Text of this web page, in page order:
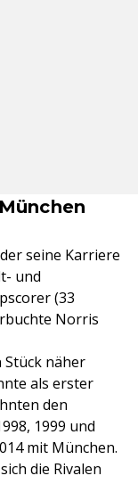
seine Karriere
und
(33
Norris
Stück näher
als erster
den
1999 und
mit München.
die Rivalen